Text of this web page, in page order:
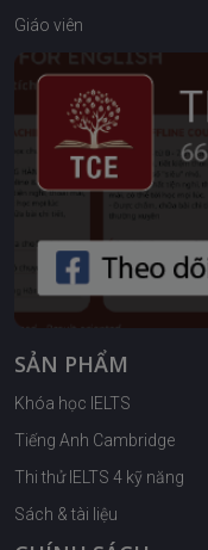
Giáo viên
SẢN PHẨM
Khóa học IELTS
Tiếng Anh Cambridge
Thi thử IELTS 4 kỹ năng
Sách & tài liệu